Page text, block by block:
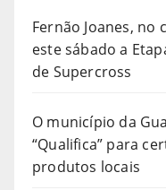
Fernão Joanes, no
este sábado a
de Supercross
O município da
“Qualifica” para
produtos locais